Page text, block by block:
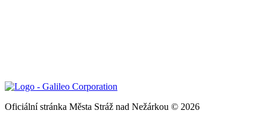
Oficiální stránka Města Stráž nad Nežárkou © 2026